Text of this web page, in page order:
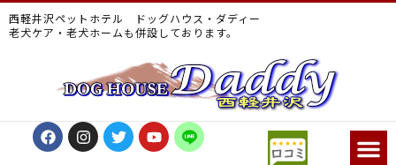
西軽井沢ペットホテル ドッグハウス・ダディー
老犬ケア・老犬ホームも併設しております。